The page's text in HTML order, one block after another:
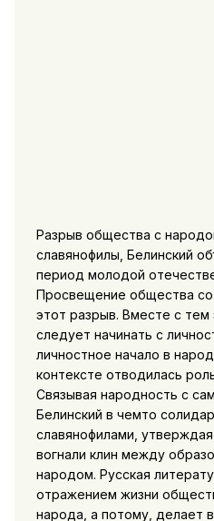
Разрыв общества с
славянофилы, Белинский
период молодой
Просвещение общества
этот разрыв. Вместе с тем
следует начинать с
личностное начало в
контексте отводилась
Связывая народность с
Белинский в чемто
славянофилами,
вогнали клин между
народом. Русская
отражением жизни
народа, а потому, делает